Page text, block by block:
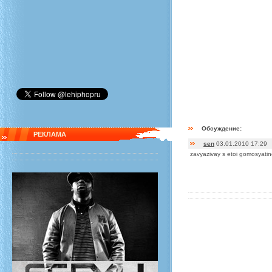
РЕКЛАМА
Обсуждение:
sen 03.01.2010 17:29
zavyazivay s etoi